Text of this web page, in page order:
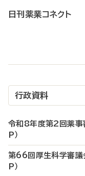
日刊薬業コネクト
行政資料
令和8年度第2回薬事
P）
第66回厚生科学審議
P）